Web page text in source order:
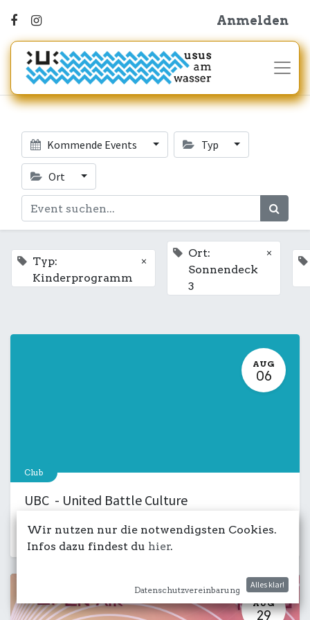
Anmelden
Kommende Events Typ
Ort
Typ:
Kinderprogramm
×
Ort:
Sonnendeck
3
×
AUG
06
Club
UBC - United Battle Culture
Musik Kulturdeck LIVE Salon
AUG
29
Wir nutzen nur die notwendigsten Cookies.
Infos dazu findest du hier.
Datenschutzvereinbarung
Alles klar!